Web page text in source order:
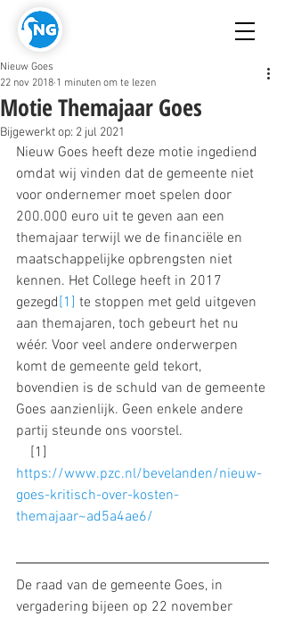
Motie Themajaar Goes
Nieuw Goes
22 nov 2018 1 minuten om te lezen
Bijgewerkt op: 2 jul 2021
Nieuw Goes heeft deze motie ingediend
omdat wij vinden dat de gemeente niet
voor ondernemer moet spelen door
200.000 euro uit te geven aan een
themajaar terwijl we de financiële en
maatschappelijke opbrengsten niet
kennen. Het College heeft in 2017
gezegd[1] te stoppen met geld uitgeven
aan themajaren, toch gebeurt het nu
wéér. Voor veel andere onderwerpen
komt de gemeente geld tekort,
bovendien is de schuld van de gemeente
Goes aanzienlijk. Geen enkele andere
partij steunde ons voorstel.
[1]
https://www.pzc.nl/bevelanden/nieuw-
goes-kritisch-over-kosten-
themajaar~ad5a4ae6/
De raad van de gemeente Goes, in
vergadering bijeen op 22 november